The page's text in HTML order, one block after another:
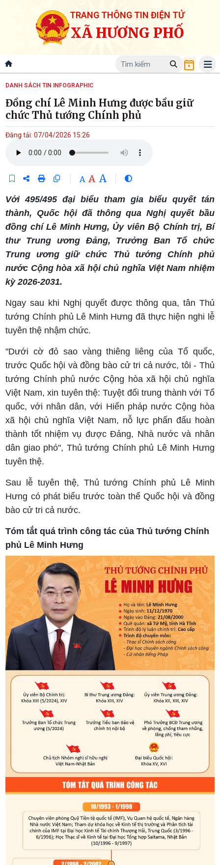
TRANG THÔNG TIN ĐIỆN TỬ
XÃ HƯƠNG PHỐ
DANH SÁCH TIN INFOGRAPHIC
Đồng chí Lê Minh Hưng được bầu giữ
chức Thủ tướng Chính phủ
Đăng tải: 07/04/2026 15:26
A A A
Với 495/495 đại biểu tham gia biểu quyết tán
thành, Quốc hội đã thông qua Nghị quyết bầu
đồng chí Lê Minh Hưng, Ủy viên Bộ Chính trị, Bí
thư Trung ương Đảng, Trưởng Ban Tổ chức
Trung ương giữ chức Thủ tướng Chính phủ
nước Cộng hòa xã hội chủ nghĩa Việt Nam nhiệm
kỳ 2026-2031.
Ngay sau khi Nghị quyết được thông qua, tân Thủ
tướng Chính phủ Lê Minh Hưng đã thực hiện nghi lễ
tuyên thệ nhậm chức.
"Dưới cờ đỏ sao vàng thiêng liêng của Tổ quốc,
trước Quốc hội và đồng bào cử tri cả nước, tôi - Thủ
tướng Chính phủ nước Cộng hòa xã hội chủ nghĩa
Việt Nam, xin tuyên thệ: Tuyệt đối trung thành với Tổ
quốc, với nhân dân, với Hiến pháp nước Cộng hòa
xã hội chủ nghĩa Việt Nam, nỗ lực phấn đấu hoàn
thành tốt nhiệm vụ được Đảng, Nhà nước và nhân
dân giao phó", Thủ tướng Chính phủ Lê Minh Hưng
tuyên thệ.
Sau lễ tuyên thệ, Thủ tướng Chính phủ Lê Minh
Hưng có phát biểu trước toàn thể Quốc hội và đồng
bào cử tri cả nước.
Tóm tắt quá trình công tác của Thủ tướng Chính
phủ Lê Minh Hưng